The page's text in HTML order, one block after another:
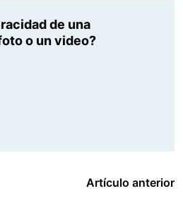
de una
o un video?
Artículo anterior